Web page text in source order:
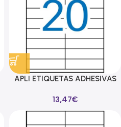
APLI ETIQUETAS ADHESIVAS
C/RECTOS 20 X 100H BLANCO
13,47€